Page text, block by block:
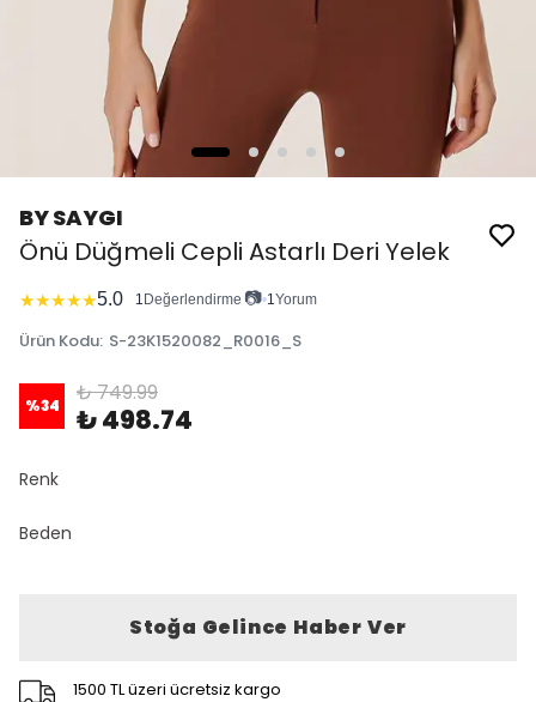
BY SAYGI
Önü Düğmeli Cepli Astarlı Deri Yelek
★★★★★5.0 1 Değerlendirme 📷•1Yorum
Ürün Kodu: S-23K1520082_R0016_S
%34 ₺ 749.99
₺ 498.74
Renk
Beden
Stoğa Gelince Haber Ver
1500 TL üzeri ücretsiz kargo